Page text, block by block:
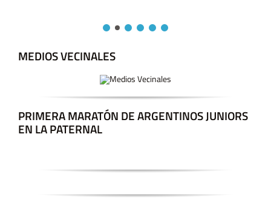
MEDIOS VECINALES
PRIMERA MARATÓN DE ARGENTINOS JUNIORS
EN LA PATERNAL